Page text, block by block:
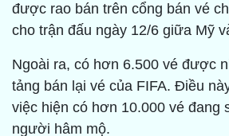
được rao bán trên cổng bán vé
cho trận đấu ngày 12/6 giữa Mỹ
Ngoài ra, có hơn 6.500 vé được
tảng bán lại vé của FIFA. Điều
việc hiện có hơn 10.000 vé đang
người hâm mộ.